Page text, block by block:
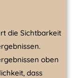
die Sichtbarkeit
oben
dass